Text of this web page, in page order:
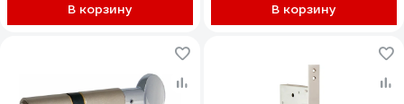
В корзину В корзину